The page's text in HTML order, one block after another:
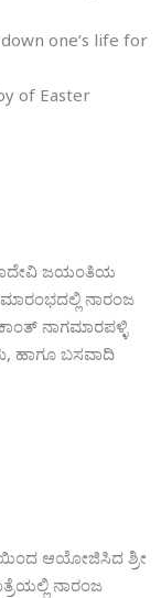
one’s life for
of Easter
ಜಯಂತಿಯ
ನಾರಂಜ
ನಾಗಮಾರಪಳ್ಳಿ
ಹಾಗೂ ಬಸವಾದಿ
ಆಯೋಜಿಸಿದ ಶ್ರೀ
ನಾರಂಜ